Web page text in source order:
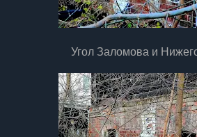
Угол Заломова и